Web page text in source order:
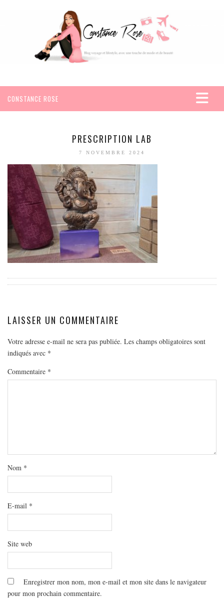
CONSTANCE ROSE
EGYPTE
SEYCHELLES
AMÉRIQUE
MEXIQUE
EUROPE
ESPAGNE
FRANCE
GRÈCE
PAYS BAS
RÉPUBLIQUE TCHÈQUE
OCÉANIE
AUSTRALIE
LIFESTYLE
ME CONTACTER
A PROPOS
PRESCRIPTION LAB
7 NOVEMBRE 2024
LAISSER UN COMMENTAIRE
Votre adresse e-mail ne sera pas publiée. Les champs obligatoires sont
indiqués avec *
Commentaire *
Nom *
E-mail *
Site web
Enregistrer mon nom, mon e-mail et mon site dans le navigateur
pour mon prochain commentaire.